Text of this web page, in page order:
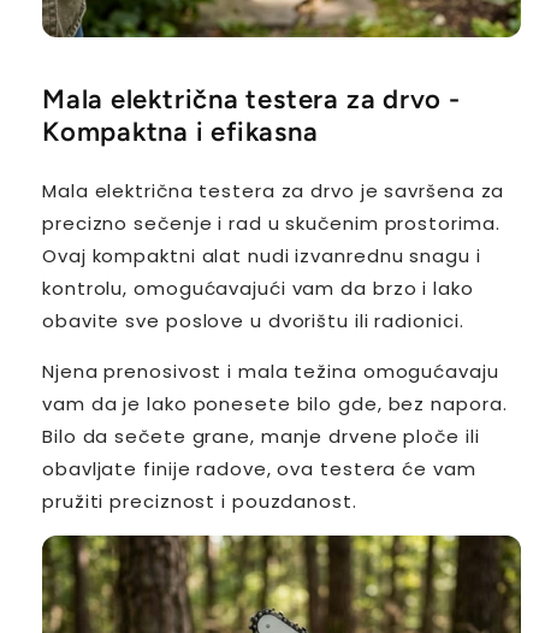
Mala električna testera za drvo -
Kompaktna i efikasna
Mala električna testera za drvo je savršena za
precizno sečenje i rad u skučenim prostorima.
Ovaj kompaktni alat nudi izvanrednu snagu i
kontrolu, omogućavajući vam da brzo i lako
obavite sve poslove u dvorištu ili radionici.
Njena prenosivost i mala težina omogućavaju
vam da je lako ponesete bilo gde, bez napora.
Bilo da sečete grane, manje drvene ploče ili
obavljate finije radove, ova testera će vam
pružiti preciznost i pouzdanost.